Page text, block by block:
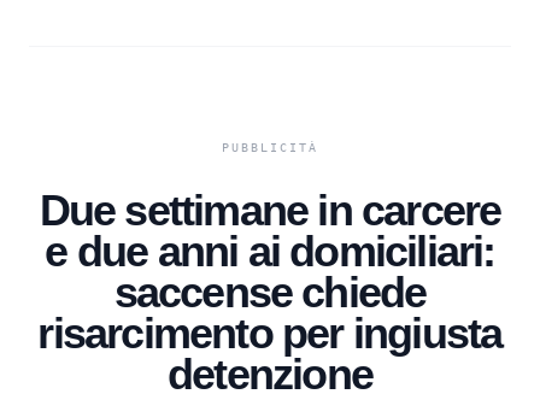
Due settimane in carcere
e due anni ai domiciliari:
saccense chiede
risarcimento per ingiusta
detenzione